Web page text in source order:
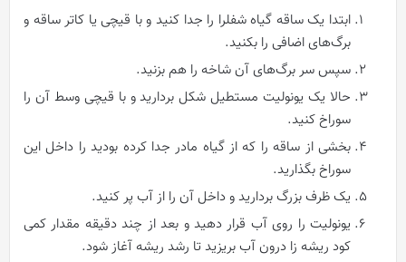
ابتدا یک ساقه گیاه شفلرا را جدا کنید و با قیچی یا کاتر ساقه و
برگ‌های اضافی را بکنید.
سپس سر برگ‌های آن شاخه را هم بزنید.
حالا یک یونولیت مستطیل شکل بردارید و با قیچی وسط آن را
سوراخ کنید.
بخشی از ساقه را که از گیاه مادر جدا کرده بودید را داخل این
سوراخ بگذارید.
یک ظرف بزرگ بردارید و داخل آن را از آب پر کنید.
یونولیت را روی آب قرار دهید و بعد از چند دقیقه مقدار کمی
کود ریشه ‌زا درون آب بریزید تا رشد ریشه آغاز شود.